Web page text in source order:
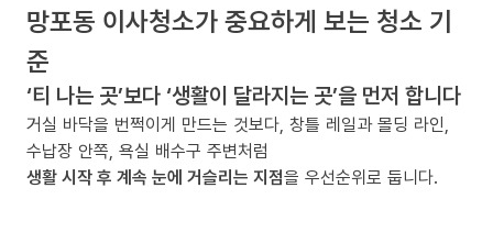
망포동 이사청소가 중요하게 보는 청소 기
준
‘티 나는 곳’보다 ‘생활이 달라지는 곳’을 먼저 합니다
거실 바닥을 번쩍이게 만드는 것보다, 창틀 레일과 몰딩 라인,
수납장 안쪽, 욕실 배수구 주변처럼
생활 시작 후 계속 눈에 거슬리는 지점을 우선순위로 둡니다.